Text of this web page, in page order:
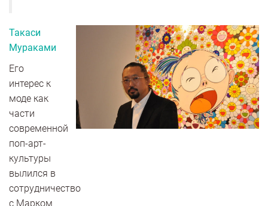
Такаси
Мураками
Его
интерес к
моде как
части
современной
поп-арт-
культуры
вылился в
сотрудничество
с Марком